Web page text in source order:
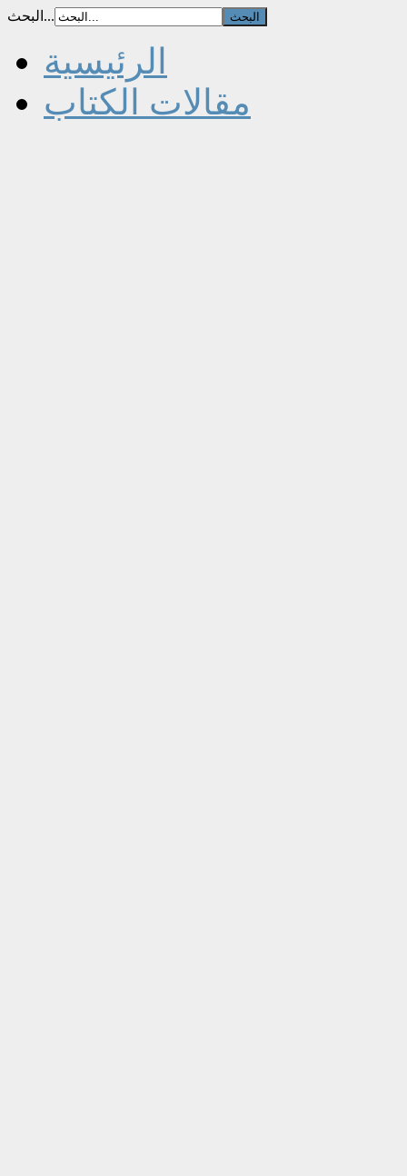
البحث...
الرئيسية
مقالات الكتاب